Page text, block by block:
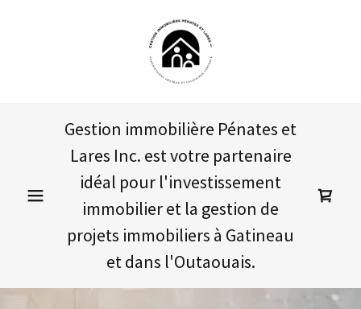
Gestion immobilière Pénates et
Lares Inc. est votre partenaire
idéal pour l'investissement
immobilier et la gestion de
projets immobiliers à Gatineau
et dans l'Outaouais.